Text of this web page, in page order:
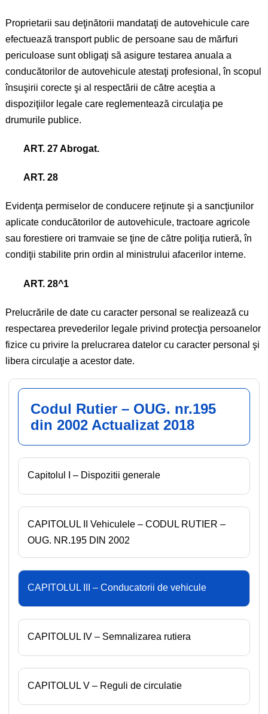
Proprietarii sau deţinătorii mandataţi de autovehicule care
efectuează transport public de persoane sau de mărfuri
periculoase sunt obligaţi să asigure testarea anuala a
conducătorilor de autovehicule atestaţi profesional, în scopul
însuşirii corecte şi al respectării de către aceştia a
dispoziţiilor legale care reglementează circulaţia pe
drumurile publice.
ART. 27Abrogat.
ART. 28
Evidenţa permiselor de conducere reţinute şi a sancţiunilor
aplicate conducătorilor de autovehicule, tractoare agricole
sau forestiere ori tramvaie se ţine de către poliţia rutieră, în
condiţii stabilite prin ordin al ministrului afacerilor interne.
ART. 28^1
Prelucrările de date cu caracter personal se realizează cu
respectarea prevederilor legale privind protecţia persoanelor
fizice cu privire la prelucrarea datelor cu caracter personal şi
libera circulaţie a acestor date.
Codul Rutier – OUG. nr.195
din 2002 Actualizat 2018
Capitolul I – Dispozitii generale
CAPITOLUL II Vehiculele – CODUL RUTIER –
OUG. NR.195 DIN 2002
CAPITOLUL III – Conducatorii de vehicule
CAPITOLUL IV – Semnalizarea rutiera
CAPITOLUL V – Reguli de circulatie